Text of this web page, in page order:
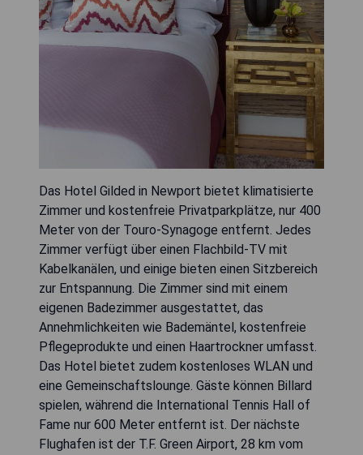
Das Hotel Gilded in Newport bietet klimatisierte
Zimmer und kostenfreie Privatparkplätze, nur 400
Meter von der Touro-Synagoge entfernt. Jedes
Zimmer verfügt über einen Flachbild-TV mit
Kabelkanälen, und einige bieten einen Sitzbereich
zur Entspannung. Die Zimmer sind mit einem
eigenen Badezimmer ausgestattet, das
Annehmlichkeiten wie Bademäntel, kostenfreie
Pflegeprodukte und einen Haartrockner umfasst.
Das Hotel bietet zudem kostenloses WLAN und
eine Gemeinschaftslounge. Gäste können Billard
spielen, während die International Tennis Hall of
Fame nur 600 Meter entfernt ist. Der nächste
Flughafen ist der T.F. Green Airport, 28 km vom